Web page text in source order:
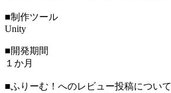
■制作ツール
Unity
■開発期間
１か月
■ふりーむ！へのレビュー投稿について